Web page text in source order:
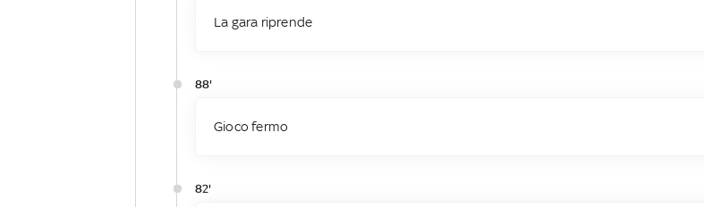
La gara riprende
88'
Gioco fermo
82'